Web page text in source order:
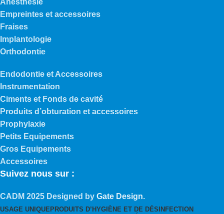
Anesthesie
Empreintes et accessoires
Fraises
Implantologie
Orthodontie
Endodontie et Accessoires
Instrumentation
Ciments et Fonds de cavité
Produits d’obturation et accessoires
Prophylaxie
Petits Equipements
Gros Equipements
Accessoires
Suivez nous sur :
CADM 2025 Designed by Gate Design.
USAGE UNIQUEPRODUITS D’HYGIÈNE ET DE DÉSINFECTION